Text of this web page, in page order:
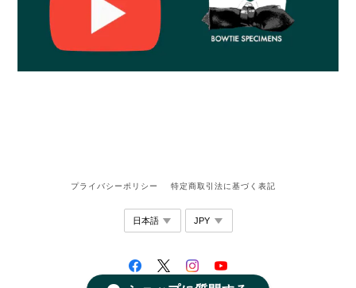
プライバシーポリシー 特定商取引法に基づく表記